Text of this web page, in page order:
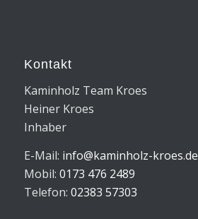
Kontakt
Kaminholz Team Kroes
Heiner Kroes
Inhaber
E-Mail: info@kaminholz-kroes.de
Mobil: 0173 476 2489
Telefon: 02383 57303